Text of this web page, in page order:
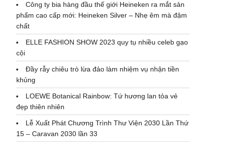
Công ty bia hàng đầu thế giới Heineken ra mắt sản
phẩm cao cấp mới: Heineken Silver – Nhẹ êm mà đậm
chất
ELLE FASHION SHOW 2023 quy tụ nhiều celeb gạo
cội
Đầy rẫy chiêu trò lừa đảo làm nhiệm vụ nhận tiền
khủng
LOEWE Botanical Rainbow: Tứ hương lan tỏa vẻ
đẹp thiên nhiên
Lễ Xuất Phát Chương Trình Thư Viện 2030 Lần Thứ
15 – Caravan 2030 lần 33